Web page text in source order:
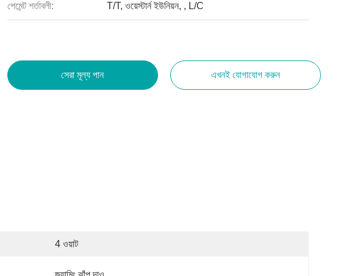
পেমেন্ট শর্তাবলী: T/T, ওয়েস্টার্ন ইউনিয়ন, , L/C
সেরা মূল্য পান এখনই যোগাযোগ করুন
4 ওয়াট